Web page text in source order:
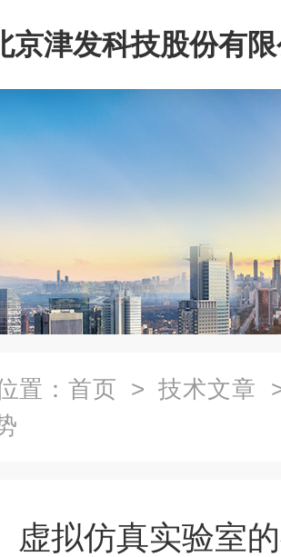
京津发科技股份有
置： 首页 > 技术文章
虚拟仿真实验室